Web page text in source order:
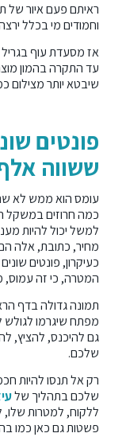
ראיתם פעם איור של
וחמודים מי בכלל
אז מסעדת עוף
עד התקרה בהמון
שיבטא יותר
פונטים
ששווה
עומס הוא ממש לא
כמה חרוזים במשקל
למשל יכול להיות
מחיר, כתובת, אלה הם
כעיקרון, פונטים
המטרה, כי זה עמוס,
תמונה גדולה בדף
מפתח שיגרמו לגולש
גם להיכנס, להציץ,
שלכם.
רק אל תנסו להיות
שלכם בתהליך של
ללקוח, למטרות שלו,
פשטות גם כאן כמו